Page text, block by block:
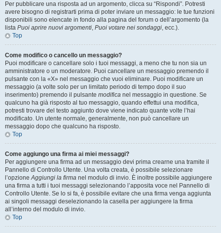
Per pubblicare una risposta ad un argomento, clicca su “Rispondi”. Potresti
avere bisogno di registrarti prima di poter inviare un messaggio: le tue funzioni
disponibili sono elencate in fondo alla pagina del forum o dell’argomento (la
lista Puoi aprire nuovi argomenti, Puoi votare nei sondaggi, ecc.).
Top
Come modifico o cancello un messaggio?
Puoi modificare o cancellare solo i tuoi messaggi, a meno che tu non sia un
amministratore o un moderatore. Puoi cancellare un messaggio premendo il
pulsante con la «X» nel messaggio che vuoi eliminare. Puoi modificare un
messaggio (a volte solo per un limitato periodo di tempo dopo il suo
inserimento) premendo il pulsante modifica nel messaggio in questione. Se
qualcuno ha già risposto al tuo messaggio, quando effettui una modifica,
potresti trovare del testo aggiunto dove viene indicato quante volte l’hai
modificato. Un utente normale, generalmente, non può cancellare un
messaggio dopo che qualcuno ha risposto.
Top
Come aggiungo una firma ai miei messaggi?
Per aggiungere una firma ad un messaggio devi prima crearne una tramite il
Pannello di Controllo Utente. Una volta creata, è possibile selezionare
l’opzioneAggiungi la firma nel modulo di invio. È inoltre possibile aggiungere
una firma a tutti i tuoi messaggi selezionando l’apposita voce nel Pannello di
Controllo Utente. Se lo si fa, è possibile evitare che una firma venga aggiunta
ai singoli messaggi deselezionando la casella per aggiungere la firma
all’interno del modulo di invio.
Top